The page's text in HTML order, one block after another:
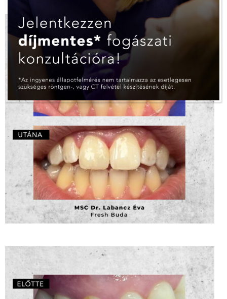
Élpótlás – MSC Dr. Labancz Éva
ZOOM 4LIKES